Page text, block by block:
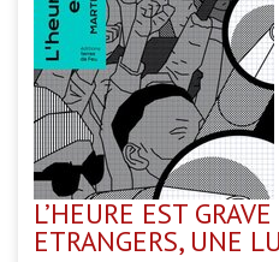
L’HEURE EST
ETRANGERS, UNE